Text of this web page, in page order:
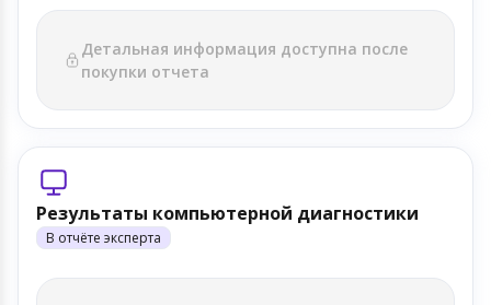
Детальная информация доступна после
покупки отчета
Результаты компьютерной диагностики
В отчёте эксперта